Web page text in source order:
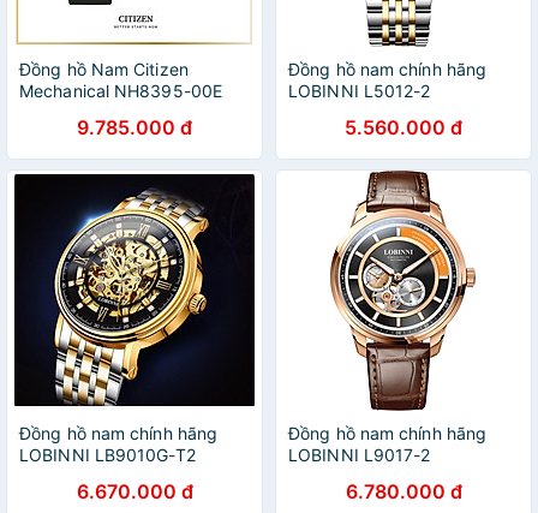
Đồng hồ Nam Citizen
Mechanical NH8395-00E
9.785.000 đ
Đồng hồ nam chính hãng
LOBINNI L5012-2
5.560.000 đ
Đồng hồ nam chính hãng
LOBINNI LB9010G-T2
6.670.000 đ
Đồng hồ nam chính hãng
LOBINNI L9017-2
6.780.000 đ